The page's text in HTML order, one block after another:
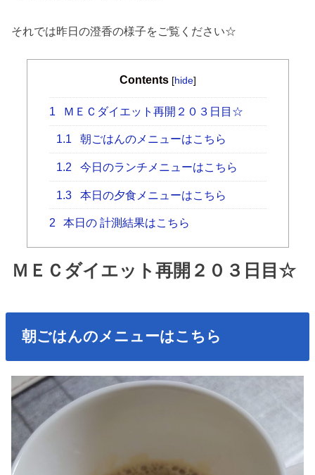
それでは昨日の澄香の様子をご覧ください☆
Contents [hide]
1 ＭＥＣダイエット再開２０３日目☆
1.1 朝ごはんのメニューはこちら
1.2 今日のランチメニューはこちら
1.3 本日の夕食メニューはこちら
2 本日の 計測結果はこちら
ＭＥＣダイエット再開２０３日目☆
朝ごはんのメニューはこちら